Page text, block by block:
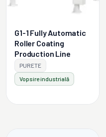
G1-1 Fully Automatic
Roller Coating
Production Line
PURETE
Vopsire industrială